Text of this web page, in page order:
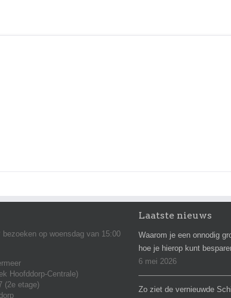
op woensdag van 15:00
Hoofddorp-Centrale)
(2e etage)
Laatste nieuws
Waarom je een onnodig
hoe je hierop kunt
6 mei 2026
Zo ziet de vernieuwde